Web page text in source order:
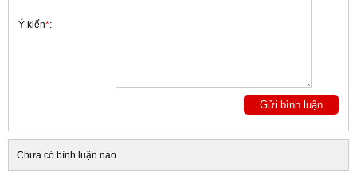
Ý kiến*:
Chưa có bình luận nào